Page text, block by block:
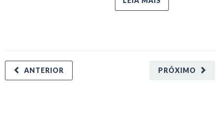
PRÓXIMO
ANTERIOR